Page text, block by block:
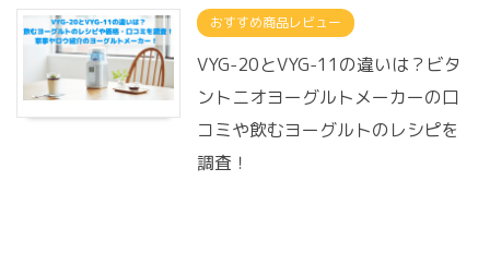
おすすめ商品レビュー
VYG-20とVYG-11の違いは？ビタ
ントニオヨーグルトメーカーの口
コミや飲むヨーグルトのレシピを
調査！